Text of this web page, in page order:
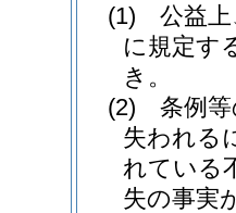
(1)
公益
に規定す
き。
(2)
条例
失われる
れている
失の事実